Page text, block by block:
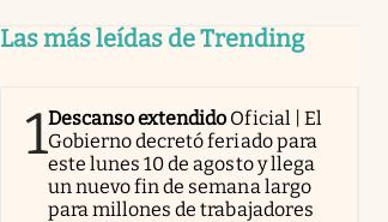
Las más leídas de Trending
1Descanso extendido Oficial | El
Gobierno decretó feriado para
este lunes 10 de agosto y llega
un nuevo fin de semana largo
para millones de trabajadores